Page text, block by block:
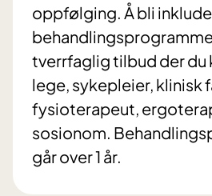
oppfølging. Å bli
tverrfaglig tilbud der du
lege, sykepleier, klinisk
fysioterapeut,
sosionom.
går over 1 år.